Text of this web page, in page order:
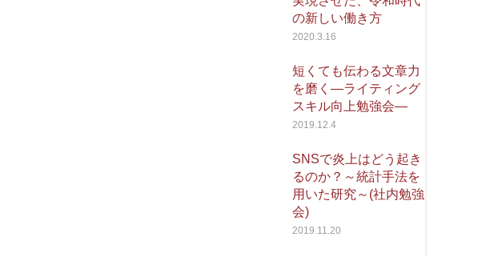
の新しい働き方
2020.3.16
短くても伝わる文章力
を磨く―ライティング
スキル向上勉強会―
2019.12.4
SNSで炎上はどう起き
るのか？～統計手法を
用いた研究～(社内勉強
会)
2019.11.20